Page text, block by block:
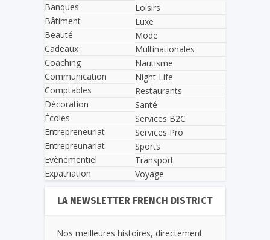
Banques
Bâtiment
Beauté
Cadeaux
Coaching
Communication
Comptables
Décoration
Écoles
Entrepreneuriat
Entrepreunariat
Evènementiel
Expatriation
Loisirs
Luxe
Mode
Multinationales
Nautisme
Night Life
Restaurants
Santé
Services B2C
Services Pro
Sports
Transport
Voyage
LA NEWSLETTER FRENCH DISTRICT
Nos meilleures histoires, directement